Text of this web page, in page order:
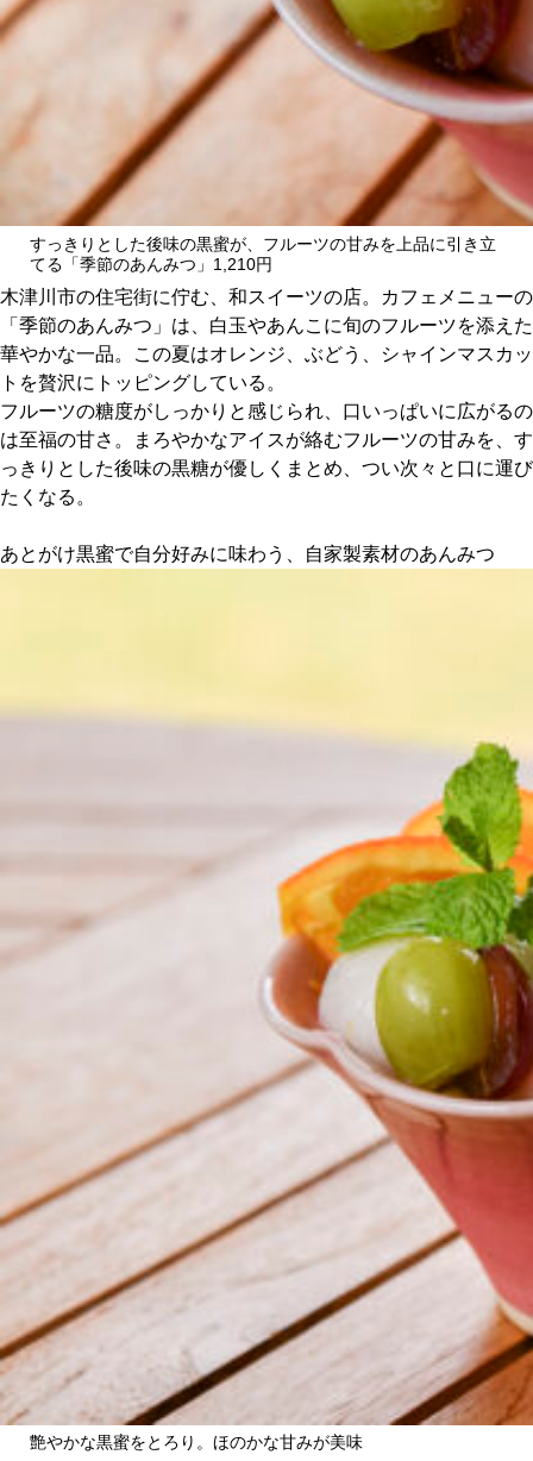
チケットプレゼント応募
MAIN MENU
SERIES
カレーが好き
京都おやつクラブ
私と店のはなし
今月の京みやげ
おすすめの展覧会
誠光社で選びました。
紹介します。
おすすめのイベント
すっきりとした後味の黒蜜が、フルーツの甘みを上品に引き立
てる「季節のあんみつ」1,210円
木津川市の住宅街に佇む、和スイーツの店。カフェメニューの
「季節のあんみつ」は、白玉やあんこに旬のフルーツを添えた
華やかな一品。この夏はオレンジ、ぶどう、シャインマスカッ
トを贅沢にトッピングしている。
フルーツの糖度がしっかりと感じられ、口いっぱいに広がるの
は至福の甘さ。まろやかなアイスが絡むフルーツの甘みを、す
っきりとした後味の黒糖が優しくまとめ、つい次々と口に運び
たくなる。
あとがけ黒蜜で自分好みに味わう、自家製素材のあんみつ
艶やかな黒蜜をとろり。ほのかな甘みが美味